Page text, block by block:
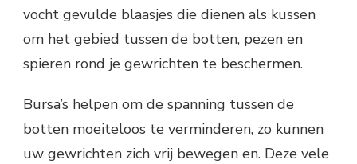
vocht gevulde blaasjes die dienen als kussen
om het gebied tussen de botten, pezen en
spieren rond je gewrichten te beschermen.
Bursa’s helpen om de spanning tussen de
botten moeiteloos te verminderen, zo kunnen
uw gewrichten zich vrij bewegen en. Deze vele